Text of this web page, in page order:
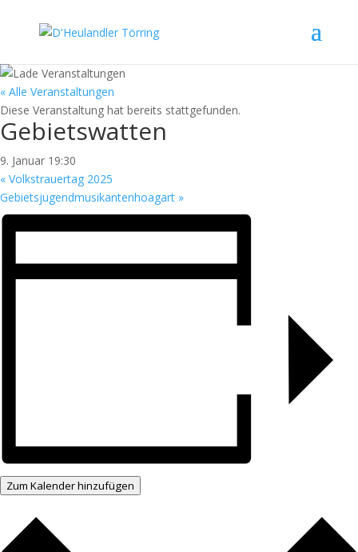
« Alle Veranstaltungen
Diese Veranstaltung hat bereits stattgefunden.
Gebietswatten
9. Januar 19:30
« Volkstrauertag 2025
Gebietsjugendmusikantenhoagart »
Zum Kalender hinzufügen